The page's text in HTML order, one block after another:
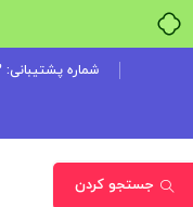
شماره پشتیبانی: 09191076332
جستجو کردن